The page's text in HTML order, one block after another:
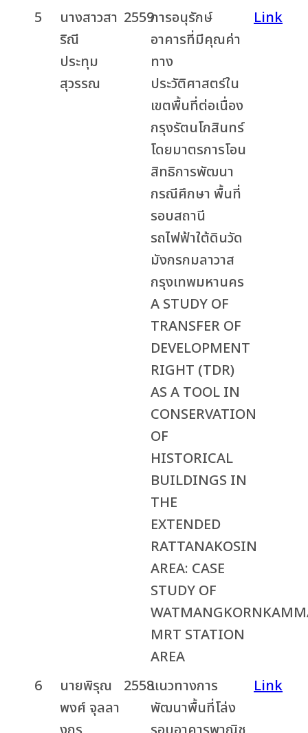
5
นางสาวสา
ริณี
ประทุม
สุวรรณ
2559การอนุรักษ์
อาคารที่มีคุณค่า
ทาง
ประวัติศาสตร์ใน
เขตพื้นที่ต่อเนื่อง
กรุงรัตนโกสินทร์
โดยมาตรการโอน
สิทธิการพัฒนา
กรณีศึกษา พื้นที่
รอบสถานี
รถไฟฟ้าใต้ดินวัด
มังกรกมลาวาส
กรุงเทพมหานคร
A STUDY OF
TRANSFER OF
DEVELOPMENT
RIGHT (TDR)
AS A TOOL IN
CONSERVATION
OF
HISTORICAL
BUILDINGS IN
THE
EXTENDED
RATTANAKOSIN
AREA: CASE
STUDY OF
MRT STATION
AREA
Link
6
นายพิรุณ
พงศ์ จุลลา
2558แนวทางการ
พัฒนาพื้นที่โล่ง
Link